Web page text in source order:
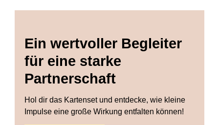
Ein wertvoller Begleiter
für eine starke
Partnerschaft
Hol dir das Kartenset und entdecke, wie kleine
Impulse eine große Wirkung entfalten können!